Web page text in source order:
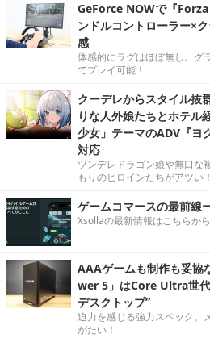
GeForce NOWで『
ンドルコントローラー×
感
体感的にラグはほぼ無し。グ
でプレイ可能！
クーデレからスタイル抜
りな人外娘たちとホテル
少女」テーマのADV『ヨ
対応
ツンデレドラゴン娘や無口な
もりのヒロインたちがアツい！
ゲームコマースの最前線
Xsollaの最新情報はこちらから
AAAゲームも制作も妥
wer 5」はCore Ultra世
デスクトップ”
迫力を感じる強力スペック。
がたい！